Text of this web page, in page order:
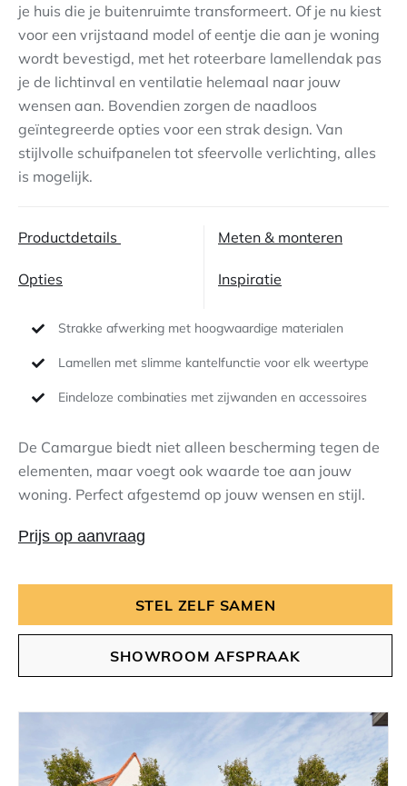
Contact
je huis die je buitenruimte transformeert. Of je nu kiest
voor een vrijstaand model of eentje die aan je woning
wordt bevestigd, met het roteerbare lamellendak pas
je de lichtinval en ventilatie helemaal naar jouw
wensen aan. Bovendien zorgen de naadloos
geïntegreerde opties voor een strak design. Van
stijlvolle schuifpanelen tot sfeervolle verlichting, alles
is mogelijk.
Productdetails
Opties
Meten & monteren
Inspiratie
Strakke afwerking met hoogwaardige materialen
Lamellen met slimme kantelfunctie voor elk weertype
Eindeloze combinaties met zijwanden en accessoires
De Camargue biedt niet alleen bescherming tegen de
elementen, maar voegt ook waarde toe aan jouw
woning. Perfect afgestemd op jouw wensen en stijl.
Prijs op aanvraag
STEL ZELF SAMEN
SHOWROOM AFSPRAAK